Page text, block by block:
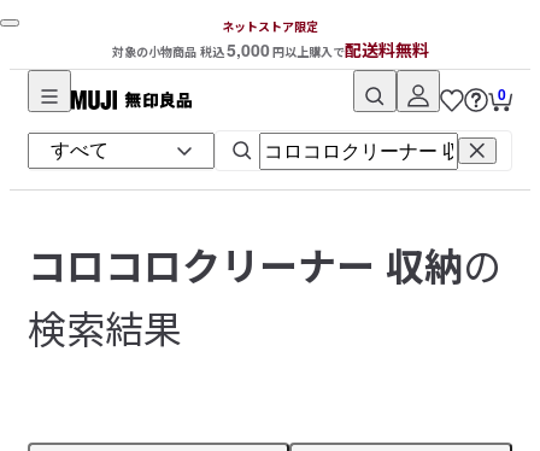
ネットストア限定
対象の小物商品 税込5,000円以上購入で配送料無料
無
印
良
ネ
ッ
ト
ス
0
コロコロクリーナー 収納の
検索結果